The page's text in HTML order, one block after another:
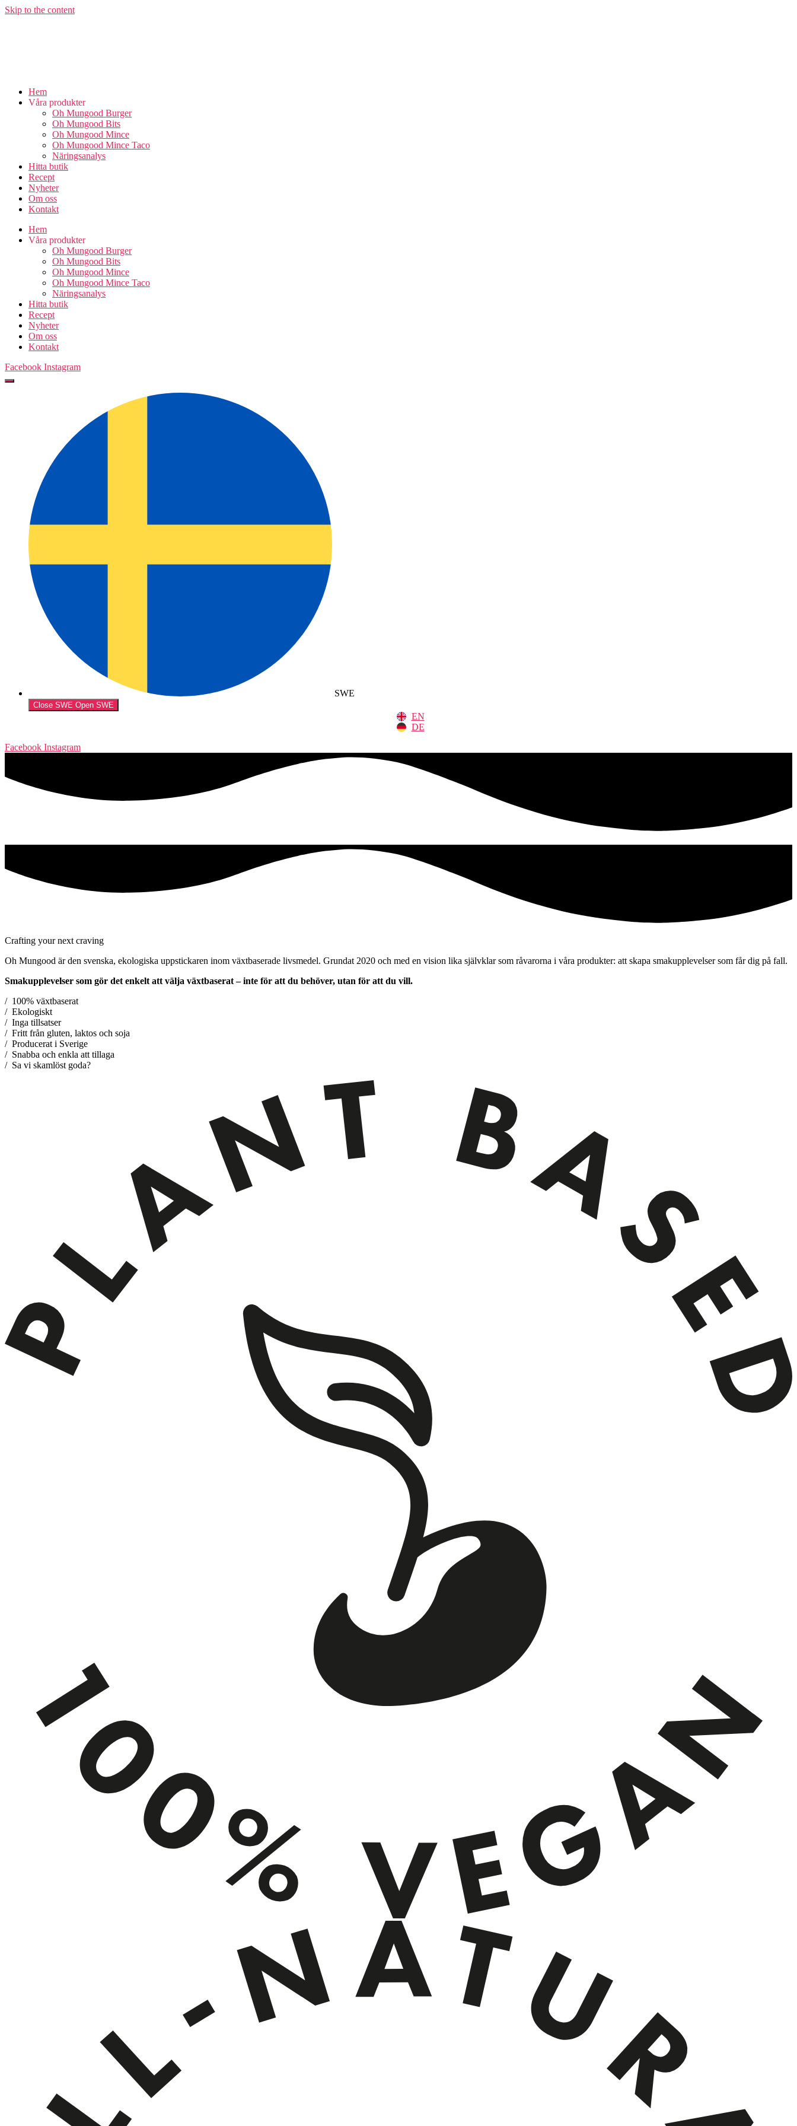
Skip to the content
Hem
Våra produkter
Oh Mungood Burger
Oh Mungood Bits
Oh Mungood Mince
Oh Mungood Mince Taco
Näringsanalys
Hitta butik
Recept
Nyheter
Om oss
Kontakt
Hem
Våra produkter
Oh Mungood Burger
Oh Mungood Bits
Oh Mungood Mince
Oh Mungood Mince Taco
Näringsanalys
Hitta butik
Recept
Nyheter
Om oss
Kontakt
Facebook Instagram
SWE
Close SWE Open SWE
EN
DE
Facebook Instagram
Crafting your next craving
Oh Mungood är den svenska, ekologiska uppstickaren inom växtbaserade livsmedel. Grundat 2020 och med en vision lika självklar som råvarorna i våra produkter: att skapa smakupplevelser som får dig på fall.
Smakupplevelser som gör det enkelt att välja växtbaserat – inte för att du behöver, utan för att du vill.
/ 100% växtbaserat
/ Ekologiskt
/ Inga tillsatser
/ Fritt från gluten, laktos och soja
/ Producerat i Sverige
/ Snabba och enkla att tillaga
/ Sa vi skamlöst goda?